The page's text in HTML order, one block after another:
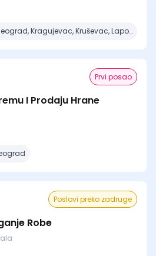
Beograd, Kragujevac, Kruševac, Lapovo, Niš + 4 mesta
Prvi posao
I Prodaju Hrane
Poslovi preko zadruge
Robe